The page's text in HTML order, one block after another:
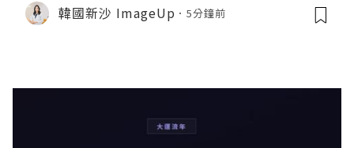
韓國新沙 ImageUp 5分鐘前